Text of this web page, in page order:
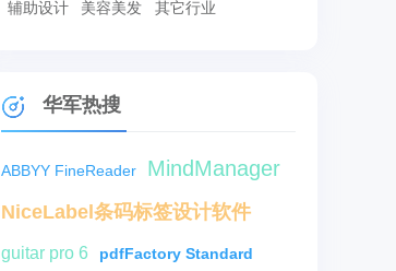
辅助设计 美容美发 其它行业
华军热搜
ABBYY FineReader MindManager
NiceLabel条码标签设计软件
guitar pro 6 pdfFactory Standard